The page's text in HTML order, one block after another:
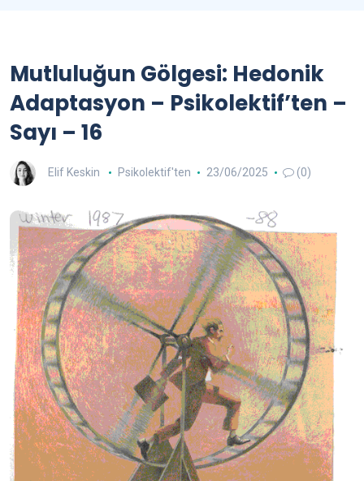
Mutluluğun Gölgesi: Hedonik
Adaptasyon – Psikolektif’ten –
Sayı – 16
Elif Keskin Psikolektif'ten 23/06/2025 (0)